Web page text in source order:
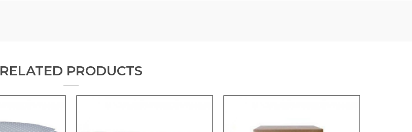
RELATED PRODUCTS